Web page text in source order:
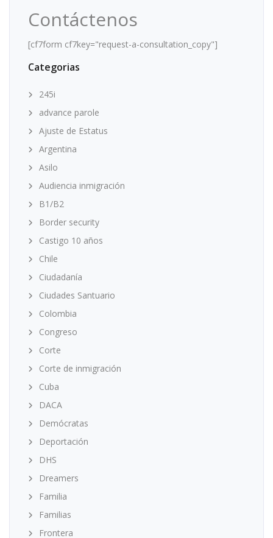
Contáctenos
[cf7form cf7key="request-a-consultation_copy"]
Categorias
245i
advance parole
Ajuste de Estatus
Argentina
Asilo
Audiencia inmigración
B1/B2
Border security
Castigo 10 años
Chile
Ciudadanía
Ciudades Santuario
Colombia
Congreso
Corte
Corte de inmigración
Cuba
DACA
Demócratas
Deportación
DHS
Dreamers
Familia
Familias
Frontera